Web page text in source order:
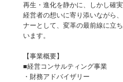
再生・進化を静かに、しかし確
経営者の想いに寄り添いながら
ナーとして、変革の最前線に立
います。
【事業概要】
■経営コンサルティング事業
・財務アドバイザリー